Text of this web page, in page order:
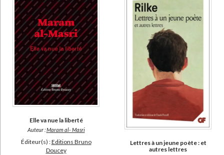
Elle va nue la liberté
Auteur :Maram al- Masri
Éditeur(s) :Editions Bruno
Doucey
Lettres à un jeune poète : et
autres lettres